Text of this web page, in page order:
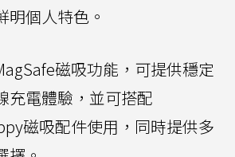
明個人特色。
磁吸功能，可提供穩定
充電體驗，並可搭配
磁吸配件使用，同時提供多